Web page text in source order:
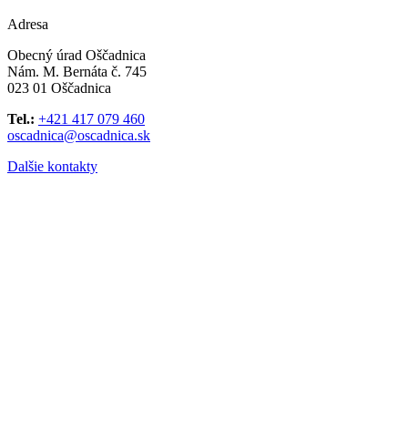
Adresa
Obecný úrad Oščadnica
Nám. M. Bernáta č. 745
023 01 Oščadnica
Tel.: +421 417 079 460
oscadnica@oscadnica.sk
Dalšie kontakty